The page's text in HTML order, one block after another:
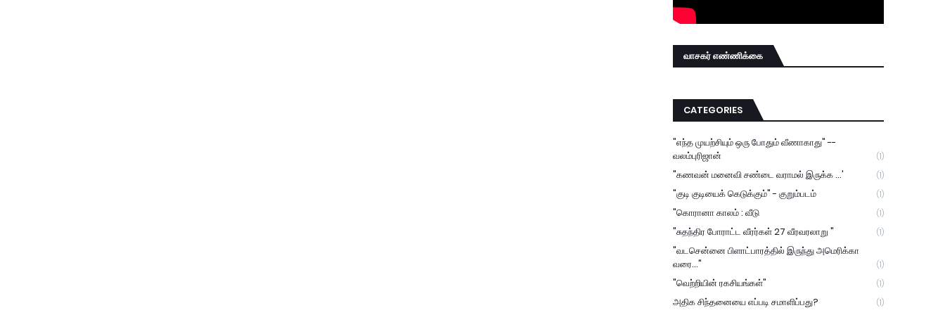
வாசகர் எண்ணிக்கை
CATEGORIES
"எந்த முயற்சியும் ஒரு போதும் வீணாகாது" --
வலம்புரிஜான்
(1)
"கணவன் மனைவி சண்டை வராமல் இருக்க ...' (1)
"குடி குடியைக் கெடுக்கும்" - குறும்படம் (1)
"கொரானா காலம் : வீடு (1)
"சுதந்திர போராட்ட வீரர்கள் 27 வீரவரலாறு " (1)
"வடசென்னை பிளாட்பாரத்தில் இருந்து அமெரிக்கா
வரை..."
(1)
"வெற்றியின் ரகசியங்கள்" (1)
அதிக சிந்தனையை எப்படி சமாளிப்பது? (1)